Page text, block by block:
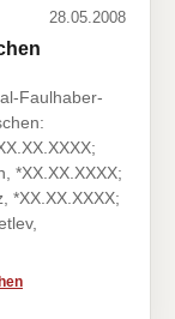
28.05.2008
Faulhaber-
*XX.XX.XXXX;
*XX.XX.XXXX;